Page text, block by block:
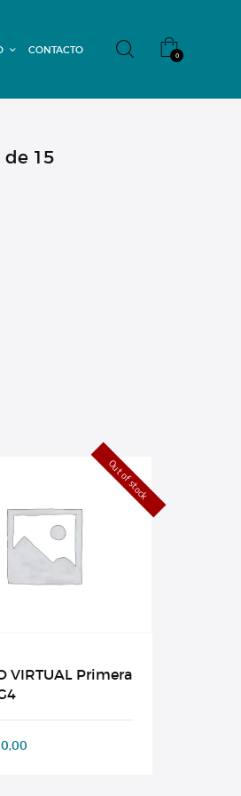
CONTACTO 0
de 15
Out of stock
VIRTUAL Primera